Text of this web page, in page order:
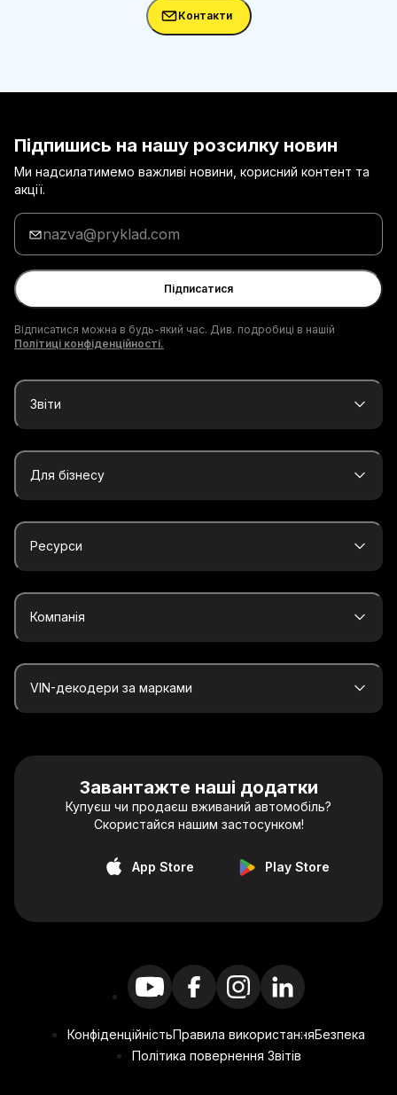
Контакти
Підпишись на нашу розсилку новин
Ми надсилатимемо важливі новини, корисний контент та
акції.
Введи
адресу
електронної
пошти
Підписатися
Відписатися можна в будь-який час. Див. подробиці в нашій
Політиці конфіденційності.
Звіти
Для бізнесу
Ресурси
Компанія
VIN-декодери за марками
Завантажте наші додатки
Купуєш чи продаєш вживаний автомобіль?
Скористайся нашим застосунком!
App Store Play Store
КонфіденційністьПравила використанняБезпека
Політика повернення Звітів